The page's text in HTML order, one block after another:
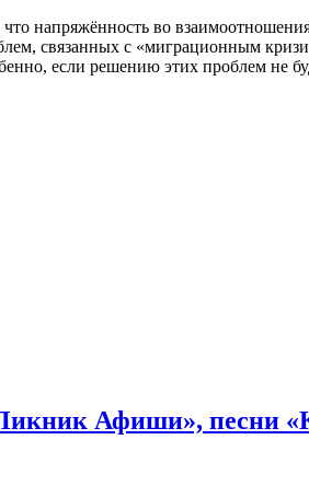
напряжённость во
связанных с «миграционным
если решению этих проблем не
Афиши», песни